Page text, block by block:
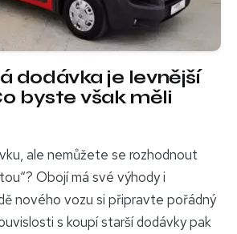
dodávka je levnější
byste však měli
ale nemůžete se rozhodnout
Obojí má své výhody i
nového vozu si připravte pořádný
s koupí starší dodávky pak